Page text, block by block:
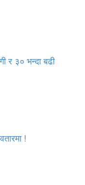
र ३० भन्दा बढी
!